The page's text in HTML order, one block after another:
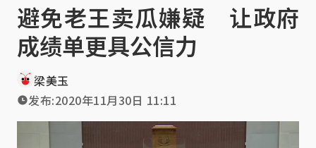
避免老王卖瓜嫌疑 让政府
成绩单更具公信力
梁美玉
发布:2020年11月30日 11:11